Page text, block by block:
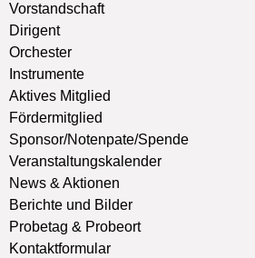
Vorstandschaft
Dirigent
Orchester
Instrumente
Aktives Mitglied
Fördermitglied
Sponsor/Notenpate/Spende
Veranstaltungskalender
News & Aktionen
Berichte und Bilder
Probetag & Probeort
Kontaktformular